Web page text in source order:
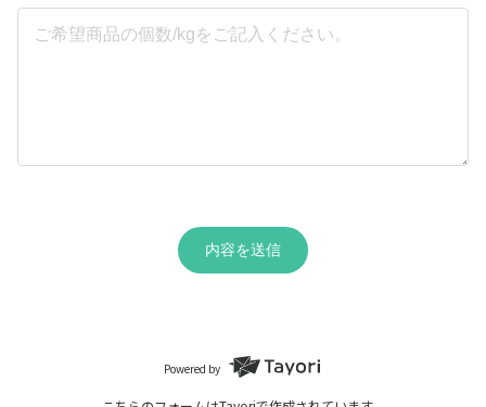
内容を送信
Powered by